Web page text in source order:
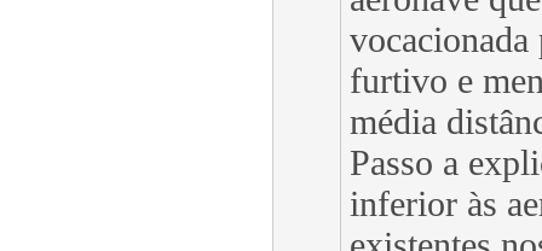
vocacionada
furtivo e
média
Passo a
inferior às